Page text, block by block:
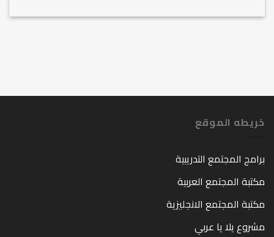
خريطه الموقع
برامج المجتمع التدريبية
مكتبة المجتمع العربية
مكتبة المجتمع الانجليزية
مشروع يلا يا عربي